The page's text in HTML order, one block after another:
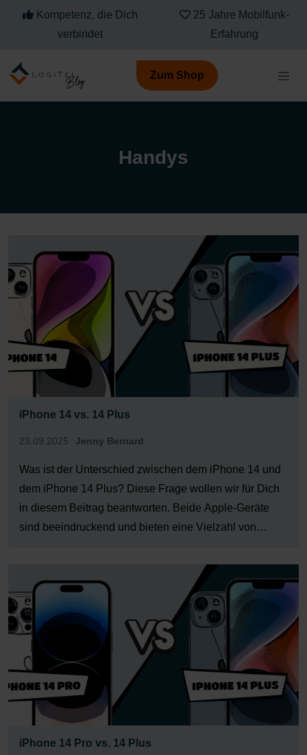
Kompetenz, die Dich
verbindet
25 Jahre Mobilfunk-
Erfahrung
Zum Shop
Handys
iPhone 14 vs. 14 Plus
23.09.2025 Jenny Bernard
Was ist der Unterschied zwischen dem iPhone 14 und
dem iPhone 14 Plus? Diese Frage wollen wir für Dich
in diesem Beitrag beantworten. Beide Apple-Geräte
sind beeindruckend und bieten eine Vielzahl von
dem Markt machen. Ob Du ein größeres Display
bevorzugst oder […]
iPhone 14 Pro vs. 14 Plus